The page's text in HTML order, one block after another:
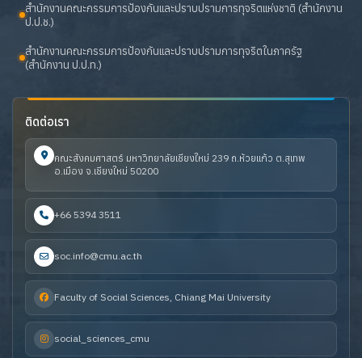
สำนักงานคณะกรรมการป้องกันและปราบปรามการทุจริตแห่งชาติ (สำนักงาน
ป.ป.ช.)
สำนักงานคณะกรรมการป้องกันและปราบปรามการทุจริตในภาครัฐ
(สำนักงาน ป.ป.ท.)
ติดต่อเรา
คณะสังคมศาสตร์ มหาวิทยาลัยเชียงใหม่ 239 ถ.ห้วยแก้ว ต.สุเทพ
อ.เมือง จ.เชียงใหม่ 50200
+66 5394 3511
soc.info@cmu.ac.th
Faculty of Social Sciences, Chiang Mai University
social_sciences_cmu